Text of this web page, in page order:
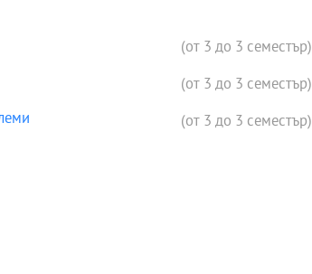
(от 3 до 3 семестър)
(от 3 до 3 семестър)
(от 3 до 3 семестър)